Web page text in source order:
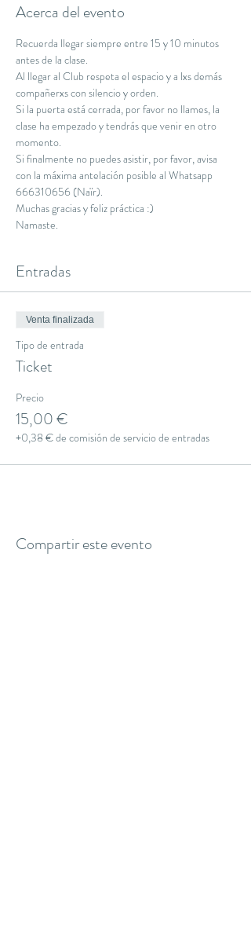
Acerca del evento
Recuerda llegar siempre entre 15 y 10 minutos
antes de la clase.
Al llegar al Club respeta el espacio y a lxs demás
compañerxs con silencio y orden.
Si la puerta está cerrada, por favor no llames, la
clase ha empezado y tendrás que venir en otro
momento.
Si finalmente no puedes asistir, por favor, avisa
con la máxima antelación posible al Whatsapp
666310656 (Naïr).
Muchas gracias y feliz práctica :)
Namaste.
Entradas
Venta finalizada
Tipo de entrada
Ticket
Precio
15,00 €
+0,38 € de comisión de servicio de entradas
Compartir este evento